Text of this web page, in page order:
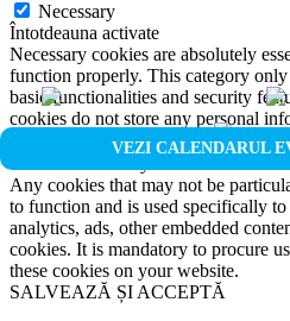
VEZI CALENDARUL
Necessary
Întotdeauna activate
Necessary cookies are absolutely
function properly. This category
basic functionalities and security
cookies do not store any personal
Non-necessary
Any cookies that may not be
to function and is used specifically
analytics, ads, other embedded
cookies. It is mandatory to procure
these cookies on your website.
SALVEAZĂ ȘI ACCEPTĂ